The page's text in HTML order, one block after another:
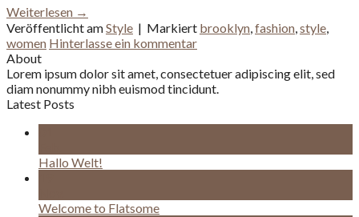
Weiterlesen →
Veröffentlicht amStyle | Markiert brooklyn,fashion,style,
women Hinterlasse ein kommentar
About
Lorem ipsum dolor sit amet, consectetuer adipiscing elit, sed
diam nonummy nibh euismod tincidunt.
Latest Posts
Hallo Welt!
Welcome to Flatsome